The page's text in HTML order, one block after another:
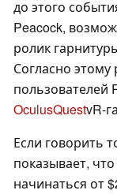
до этого
Peacock,
ролик
Согласно
пользователей
OculusQuestvR-
Если говорить
показывает,
начинаться от